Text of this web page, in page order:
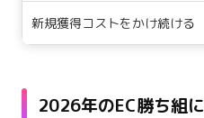
新規獲得コストをかけ続ける
2026年のEC勝ち組